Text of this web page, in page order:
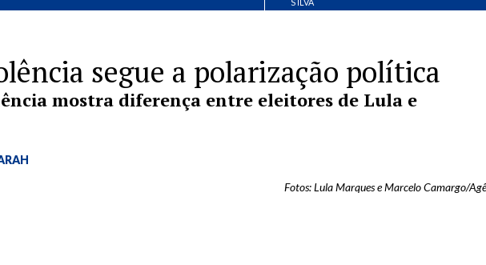
segue a polarização política
mostra diferença entre eleitores de Lula e
Fotos: Lula Marques e Marcelo Camargo/